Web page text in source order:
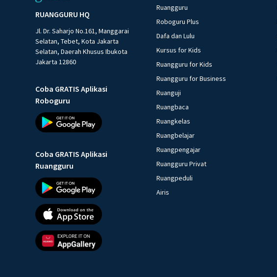
RUANGGURU HQ
Jl. Dr. Saharjo No.161, Manggarai
Selatan, Tebet, Kota Jakarta
Selatan, Daerah Khusus Ibukota
Jakarta 12860
Coba GRATIS Aplikasi
Roboguru
Coba GRATIS Aplikasi
Ruangguru
Ruangguru
Roboguru Plus
Dafa dan Lulu
Kursus for Kids
Ruangguru for Kids
Ruangguru for Business
Ruanguji
Ruangbaca
Ruangkelas
Ruangbelajar
Ruangpengajar
Ruangguru Privat
Ruangpeduli
Airis